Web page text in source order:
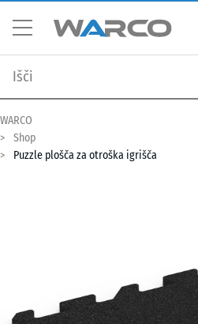
WARCO
Shop
Puzzle plošča za otroška igrišča